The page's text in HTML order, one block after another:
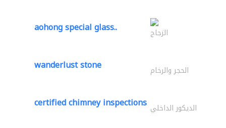
aohong special glass.. الزجاج
wanderlust stone الحجر والرخام
certified chimney inspections الديكور الداخلي